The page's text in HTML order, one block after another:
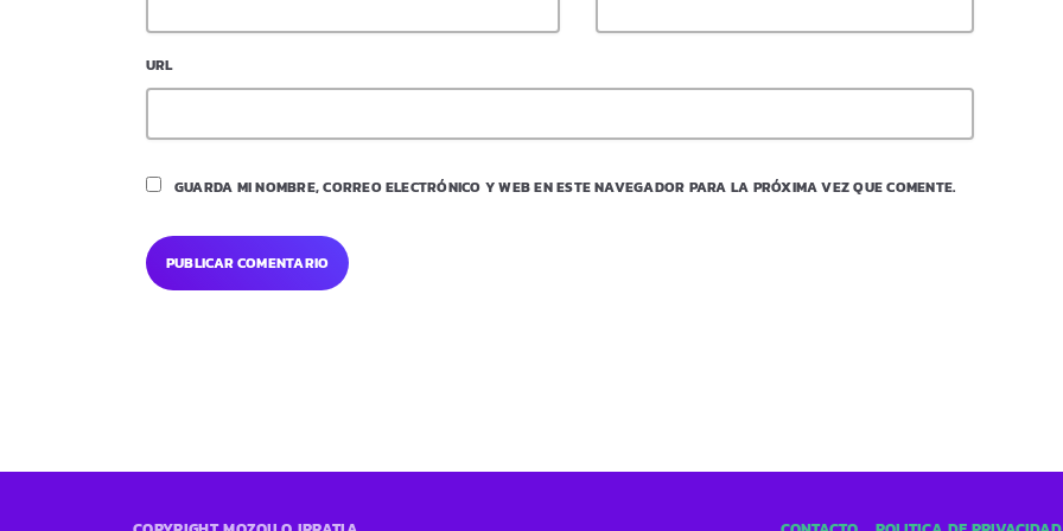
URL
GUARDA MI NOMBRE, CORREO ELECTRÓNICO Y WEB EN ESTE NAVEGADOR PARA LA PRÓXIMA VEZ QUE COMENTE.